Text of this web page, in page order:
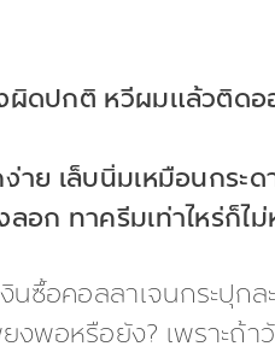
ผิดปกติ หวีผมแล้วติดอ
ง่าย เล็บนิ่มเหมือนกระ
ลอก ทาครีมเท่าไหร่ก็ไ
งินซื้อคอลลาเจนกระปุ
งพอหรือยัง? เพราะถ้